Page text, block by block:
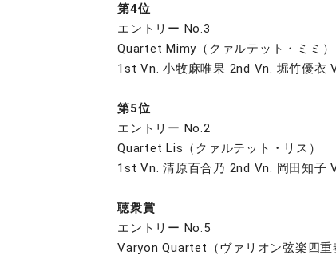
第4位
エントリー No.3
Quartet Mimy（クァルテット・ミミ）
1st Vn. 小牧麻唯果 2nd Vn. 堀竹優衣
第5位
エントリー No.2
Quartet Lis（クァルテット・リス）
1st Vn. 清原百合乃 2nd Vn. 岡田知子
聴衆賞
エントリー No.5
Varyon Quartet（ヴァリオン弦楽四重